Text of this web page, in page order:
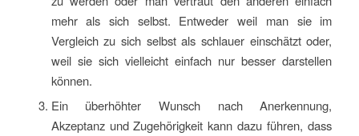
mehr als sich selbst. Entweder weil man sie im
Vergleich zu sich selbst als schlauer einschätzt oder,
weil sie sich vielleicht einfach nur besser darstellen
können.
Ein überhöhter Wunsch nach Anerkennung,
Akzeptanz und Zugehörigkeit kann dazu führen, dass